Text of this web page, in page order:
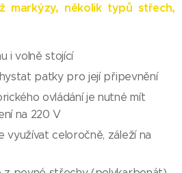
markýzy, několik typů střech,
i volně stojící
patky pro její připevnění
ovládání je nutné mít
na 220 V
využívat celoročně, záleží na